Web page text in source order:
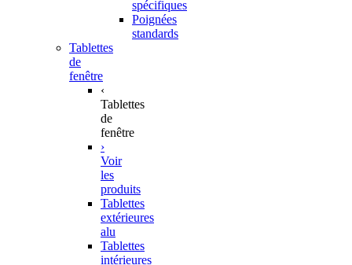
spécifiques
Poignées
standards
Tablettes
de
fenêtre
‹
Tablettes
de
fenêtre
›
Voir
les
produits
Tablettes
extérieures
alu
Tablettes
intérieures